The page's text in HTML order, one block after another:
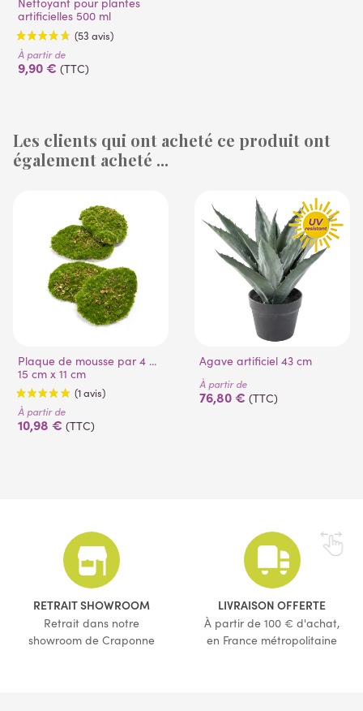
Nettoyant pour plantes
artificielles 500 ml
À partir de
9,90 € (TTC)
Les clients qui ont acheté ce produit ont
également acheté ...
Plaque de mousse par 4 ...
15 cm x 11 cm
(1 avis)
À partir de
10,98 € (TTC)
Agave artificiel 43 cm
À partir de
76,80 € (TTC)
RETRAIT SHOWROOM
Retrait dans notre
showroom de Craponne
LIVRAISON OFFERTE
À partir de 100 € d'achat,
en France métropolitaine